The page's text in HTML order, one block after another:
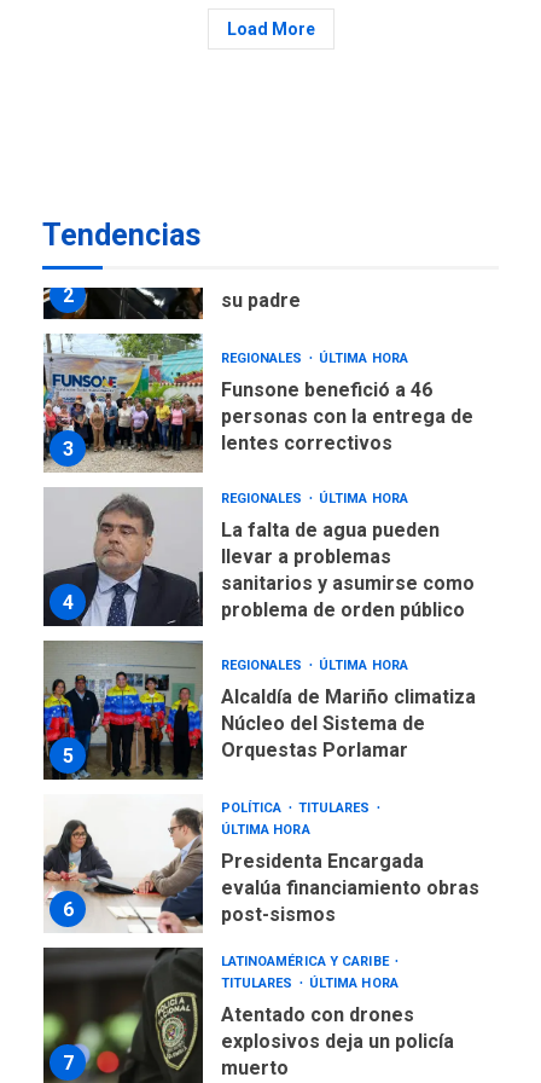
Load More
Tendencias
POLÍTICA ÚLTIMA HORA
Delcy Rodríguez designa
2
su padre
3
REGIONALES ÚLTIMA HORA
Funsone benefició a 46
personas con la entrega de
lentes correctivos
4
REGIONALES ÚLTIMA HORA
La falta de agua pueden
llevar a problemas
sanitarios y asumirse como
problema de orden público
5
REGIONALES ÚLTIMA HORA
Alcaldía de Mariño climatiza
Núcleo del Sistema de
Orquestas Porlamar
6
POLÍTICA
TITULARES
ÚLTIMA HORA
Presidenta Encargada
evalúa financiamiento obras
post-sismos
7
LATINOAMÉRICA Y CARIBE
TITULARES
ÚLTIMA HORA
Atentado con drones
explosivos deja un policía
muerto